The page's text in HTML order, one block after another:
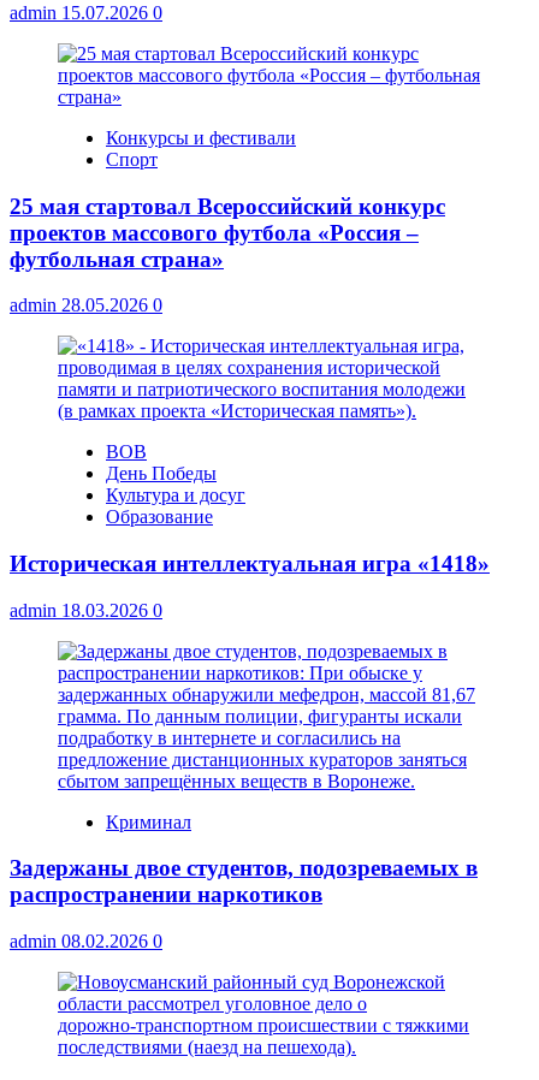
admin 15.07.2026 0
Конкурсы и фестивали
Спорт
25 мая стартовал Всероссийский конкурс
проектов массового футбола «Россия –
футбольная страна»
admin 28.05.2026 0
ВОВ
День Победы
Культура и досуг
Образование
Историческая интеллектуальная игра «1418»
admin 18.03.2026 0
Криминал
Задержаны двое студентов, подозреваемых в
распространении наркотиков
admin 08.02.2026 0